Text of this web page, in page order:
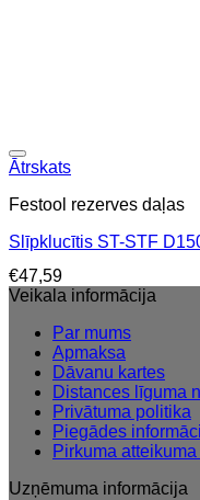
Ātrskats
Festool rezerves daļas
Slīpklucītis ST-STF
€47,59
Veikala informācija
Par mums
Apmaksa
Dāvanu kartes
Distances līguma
Privātuma politika
Piegādes
Pirkuma
Uzņēmuma informācija